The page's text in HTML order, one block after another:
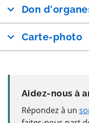
Don
Carte-photo
Aidez-nous à
Répondez à un